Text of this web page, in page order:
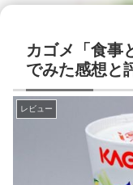
カゴメ「食事
でみた感想と
レビュー